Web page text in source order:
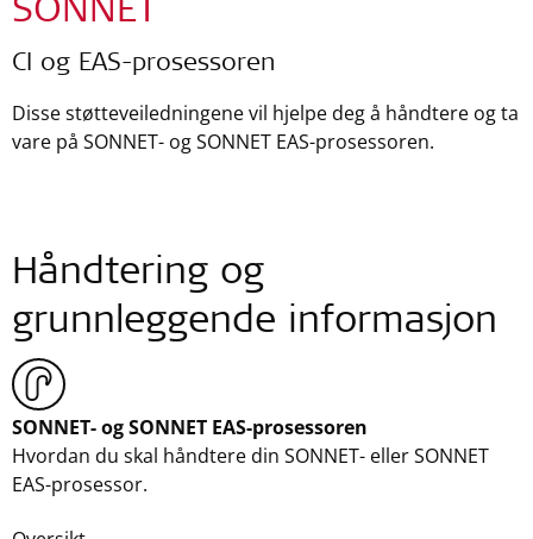
SONNET
CI og EAS-prosessoren
Disse støtteveiledningene vil hjelpe deg å håndtere og ta
vare på SONNET- og SONNET EAS-prosessoren.
Håndtering og
grunnleggende informasjon
SONNET- og SONNET EAS-prosessoren
Hvordan du skal håndtere din SONNET- eller SONNET
EAS-prosessor.